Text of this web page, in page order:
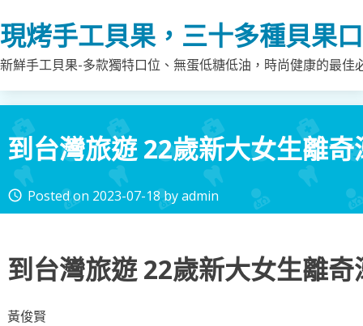
to
content
現烤手工貝果，三十多種貝果
新鮮手工貝果-多款獨特口位、無蛋低糖低油，時尚健康的最
到台灣旅遊 22歲新大女生離奇
access_time Posted on 2023-07-18byadmin
到台灣旅遊 22歲新大女生離奇
黃俊賢